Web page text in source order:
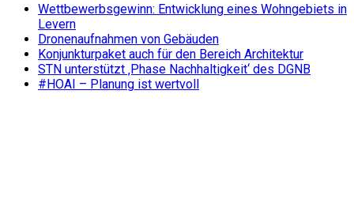
Wettbewerbsgewinn: Entwicklung eines Wohngebiets in
Levern
Dronenaufnahmen von Gebäuden
Konjunkturpaket auch für den Bereich Architektur
STN unterstützt ‚Phase Nachhaltigkeit‘ des DGNB
#HOAI – Planung ist wertvoll